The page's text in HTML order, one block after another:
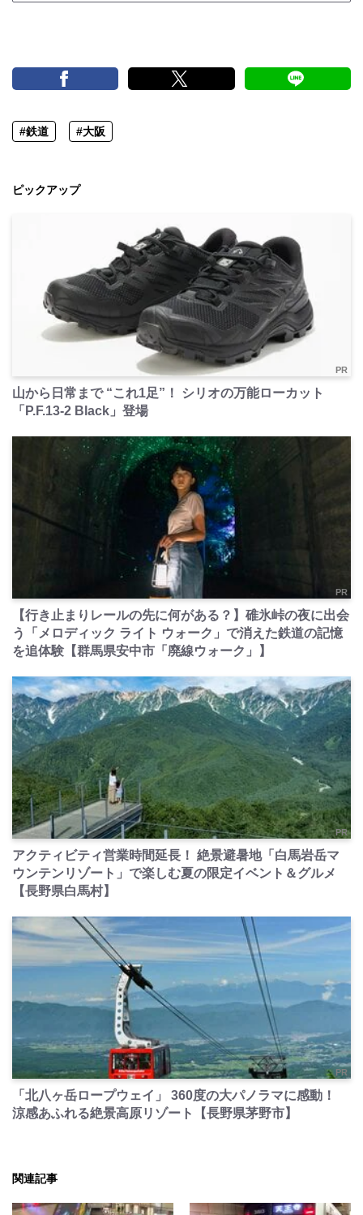
#鉄道 #大阪
ピックアップ
PR
山から日常まで “これ1足”！ シリオの万能ローカット
「P.F.13-2 Black」登場
PR
【行き止まりレールの先に何がある？】碓氷峠の夜に出会
う「メロディック ライト ウォーク」で消えた鉄道の記憶
を追体験【群馬県安中市「廃線ウォーク」】
PR
アクティビティ営業時間延長！ 絶景避暑地「白馬岩岳マ
ウンテンリゾート」で楽しむ夏の限定イベント＆グルメ
【長野県白馬村】
PR
「北八ヶ岳ロープウェイ」 360度の大パノラマに感動！
涼感あふれる絶景高原リゾート【長野県茅野市】
関連記事